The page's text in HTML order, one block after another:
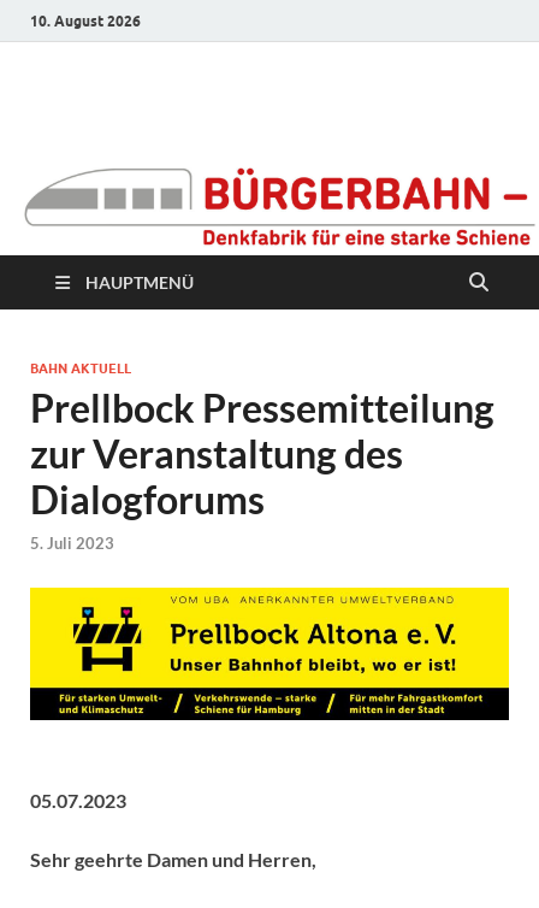
10. August 2026
Denkfabrik für eine
starke Schiene
HAUPTMENÜ
BAHN AKTUELL
Prellbock Pressemitteilung
zur Veranstaltung des
Dialogforums
5. Juli 2023
05.07.2023
Sehr geehrte Damen und Herren,